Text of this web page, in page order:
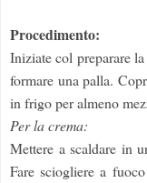
Procedimento:
Iniziate col preparare
formare una palla.
in frigo per almeno
Per la crema:
Mettere a scaldare in
Fare sciogliere a